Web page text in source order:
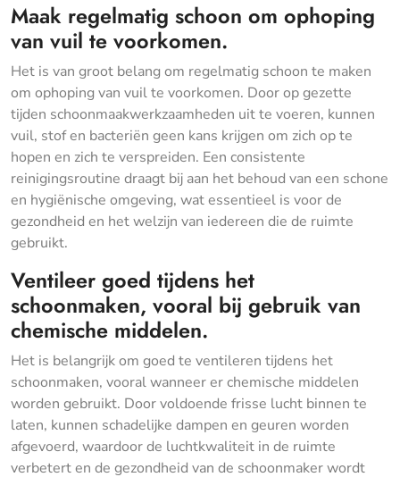
Maak regelmatig schoon om ophoping
van vuil te voorkomen.
Het is van groot belang om regelmatig schoon te maken
om ophoping van vuil te voorkomen. Door op gezette
tijden schoonmaakwerkzaamheden uit te voeren, kunnen
vuil, stof en bacteriën geen kans krijgen om zich op te
hopen en zich te verspreiden. Een consistente
reinigingsroutine draagt bij aan het behoud van een schone
en hygiënische omgeving, wat essentieel is voor de
gezondheid en het welzijn van iedereen die de ruimte
gebruikt.
Ventileer goed tijdens het
schoonmaken, vooral bij gebruik van
chemische middelen.
Het is belangrijk om goed te ventileren tijdens het
schoonmaken, vooral wanneer er chemische middelen
worden gebruikt. Door voldoende frisse lucht binnen te
laten, kunnen schadelijke dampen en geuren worden
afgevoerd, waardoor de luchtkwaliteit in de ruimte
verbetert en de gezondheid van de schoonmaker wordt